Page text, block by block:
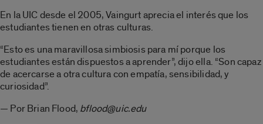
En la UIC desde el 2005, Vaingurt aprecia el interés que los
estudiantes tienen en otras culturas.
“Esto es una maravillosa simbiosis para mí porque los
estudiantes están dispuestos a aprender”, dijo ella. “Son capaz
de acercarse a otra cultura con empatía, sensibilidad, y
curiosidad”.
­— Por Brian Flood, bflood@uic.edu